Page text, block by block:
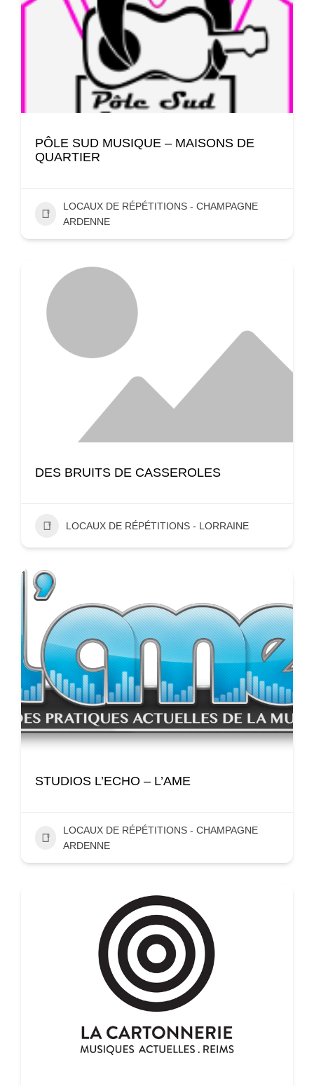
PÔLE SUD MUSIQUE – MAISONS DE
QUARTIER
LOCAUX DE RÉPÉTITIONS - CHAMPAGNE
ARDENNE
DES BRUITS DE CASSEROLES
LOCAUX DE RÉPÉTITIONS - LORRAINE
STUDIOS L’ECHO – L’AME
LOCAUX DE RÉPÉTITIONS - CHAMPAGNE
ARDENNE